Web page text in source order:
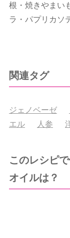
根・焼きやまい
ラ・パプリカ
関連タグ
ジェノベーゼ
エル
人参
このレシピ
オイルは？